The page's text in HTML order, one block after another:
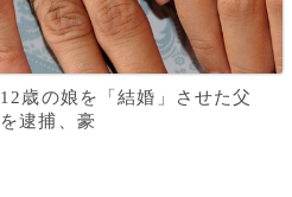
12歳の娘を「結婚」させた父
を逮捕、豪